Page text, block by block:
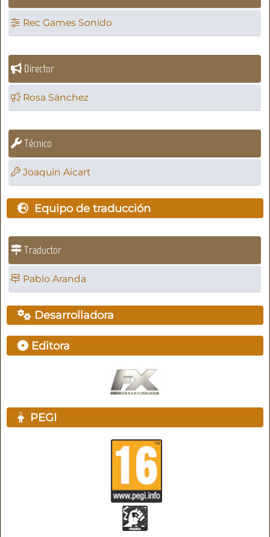
Rec Games Sonido
Director
Rosa Sánchez
Técnico
Joaquín Aicart
Equipo de traducción
Traductor
Pablo Aranda
Desarrolladora
Editora
PEGI